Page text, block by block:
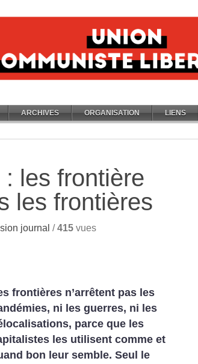
ARCHIVES ORGANISATION LIENS
: les frontière
les frontières
journal /415 vues
frontières n’arrêtent pas les
ni les guerres, ni les
parce que les
les utilisent comme et
bon leur semble. Seul le